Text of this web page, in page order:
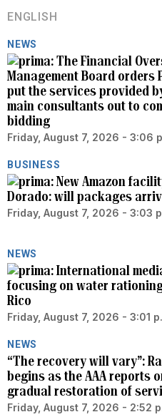
ENGLISH
NEWS
The Financial
Management Board orders
put the services provided
main consultants out to
bidding
Friday, August 7, 2026 - 3:06
BUSINESS
New Amazon
Dorado: will packages
Friday, August 7, 2026 - 3:03
NEWS
International
focusing on water
Rico
Friday, August 7, 2026 - 3:01
NEWS
“The recovery will vary”:
begins as the AAA reports
gradual restoration of
Friday, August 7, 2026 - 2:52